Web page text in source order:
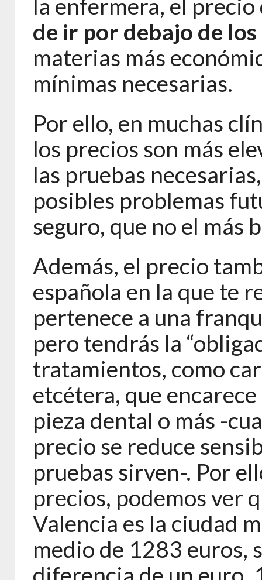
de ir por debajo de
materias más
mínimas necesarias.
Por ello, en muchas
los precios son más
las pruebas
posibles problemas
seguro, que no el más
Además, el precio
española en la que te
pertenece a una
pero tendrás la
tratamientos, como
etcétera, que
pieza dental o más -
precio se reduce
pruebas sirven-. Por
precios, podemos ver
Valencia es la ciudad
medio de 1283 euros,
diferencia de un euro,